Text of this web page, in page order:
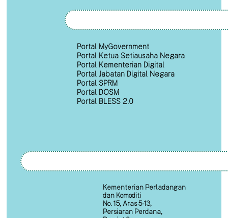
Portal MyGovernment
Portal Ketua Setiausaha Negara
Portal Kementerian Digital
Portal Jabatan Digital Negara
Portal SPRM
Portal DOSM
Portal BLESS 2.0
Kementerian Perladangan
dan Komoditi
No. 15, Aras 5-13,
Persiaran Perdana,